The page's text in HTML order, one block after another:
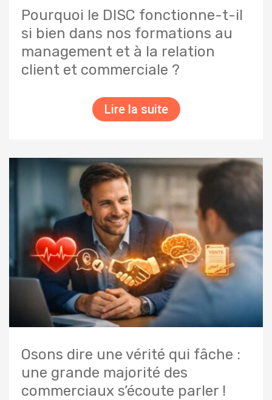
Pourquoi le DISC fonctionne-t-il
si bien dans nos formations au
management et à la relation
client et commerciale ?
Lire la suite
Osons dire une vérité qui fâche :
une grande majorité des
commerciaux s’écoute parler !